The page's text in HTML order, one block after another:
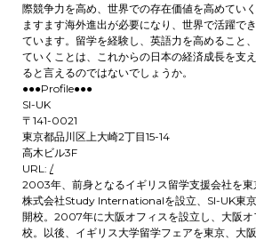
際競争力を高め、世界での存在価値を高めてい
ますます海外進出が必要になり、世界で活躍で
ています。留学を経験し、英語力を高めること
ていくことは、これからの日本の経済成長を支
ると言えるのではないでしょうか。
●●●Profile●●●
SI-UK
〒141-0021
東京都品川区上大崎2丁目15-14
高木ビル3F
URL: /
2003年、前身となるイギリス留学支援会社を
株式会社Study Internationalを設立、SI-UK東
開校。2007年に大阪オフィスを設立し、大阪オ
校。以後、イギリス大学留学フェアを東京、大